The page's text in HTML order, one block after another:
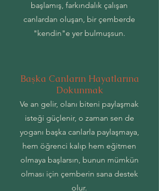
başlamış, farkındalık çalışan
canlardan oluşan, bir çemberde
"kendin"e yer bulmuşsun.
Başka Canların Hayatlarına
Dokunmak
Ve an gelir, olanı biteni paylaşmak
isteği güçlenir, o zaman sen de
yoganı başka canlarla paylaşmaya,
hem öğrenci kalıp hem eğitmen
olmaya başlarsın, bunun mümkün
olması için çemberin sana destek
olur.